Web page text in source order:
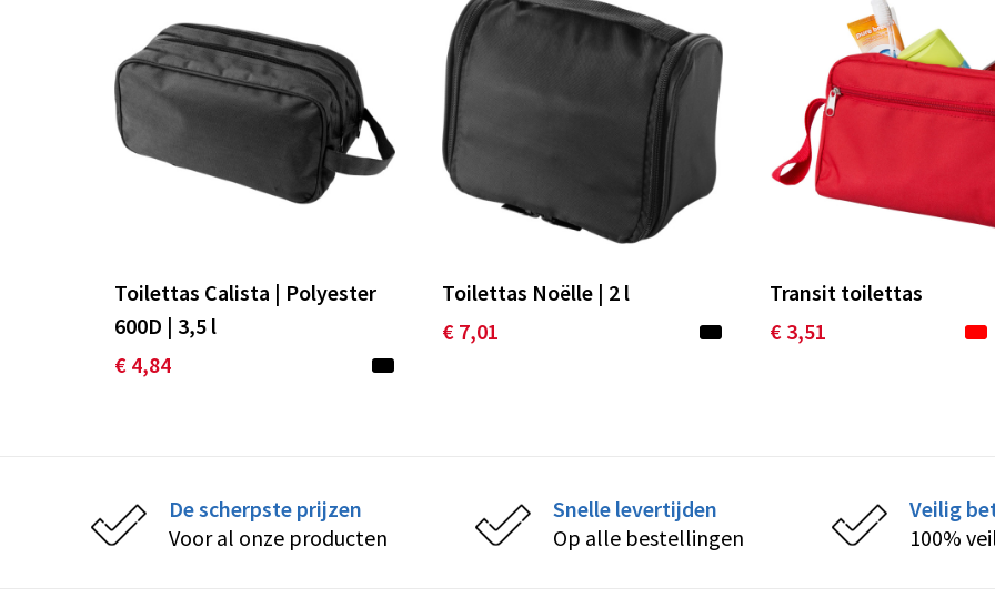
Toilettas Calista | Polyester
600D | 3,5 l
€ 4,84
Toilettas Noëlle | 2 l
€ 7,01
Transit toilettas
€ 3,51
De scherpste prijzen
Voor al onze producten
Snelle levertijden
Op alle bestellingen
Veilig
100%